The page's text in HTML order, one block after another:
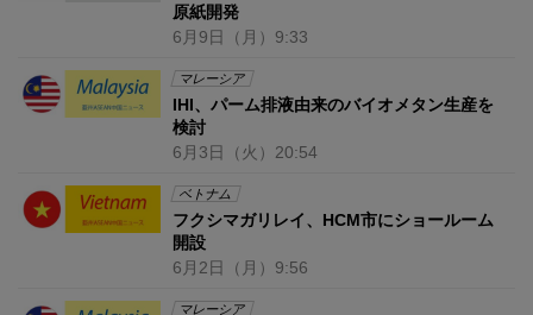
原紙開発
6月9日 （月） 9:33
マレーシア
IHI、パーム排液由来のバイオメタン生産を
検討
6月3日 （火） 20:54
ベトナム
フクシマガリレイ、HCM市にショールーム
開設
6月2日 （月） 9:56
マレーシア